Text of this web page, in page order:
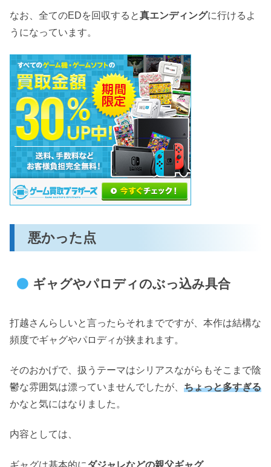
なお、全てのEDを回収すると真エンディングに行けるよ
うになっています。
悪かった点
ギャグやパロディのぶっ込み具合
打越さんらしいと言ったらそれまでですが、本作は結構な
頻度でギャグやパロディが挟まれます。
そのおかげで、扱うテーマはシリアスながらもそこまで陰
鬱な雰囲気は漂っていませんでしたが、 ちょっと多すぎる
かなと気にはなりました。
内容としては、
ギャグは基本的にダジャレなどの親父ギャグ、